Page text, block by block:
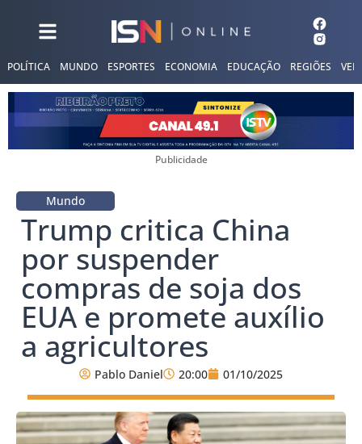
POLÍTICA MUNDO ESPORTES ECONOMIA EDUCAÇÃO REGIÕES
Publicidade
Mundo
Trump critica China
por suspender
compras de soja dos
EUA e promete auxílio
a agricultores
Pablo Daniel 20:00 01/10/2025